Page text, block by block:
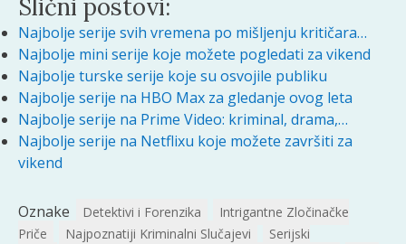
Slični postovi:
Najbolje serije svih vremena po mišljenju kritičara…
Najbolje mini serije koje možete pogledati za vikend
Najbolje turske serije koje su osvojile publiku
Najbolje serije na HBO Max za gledanje ovog leta
Najbolje serije na Prime Video: kriminal, drama,…
Najbolje serije na Netflixu koje možete završiti za
vikend
Oznake Detektivi i Forenzika
Intrigantne Zločinačke
Priče
Najpoznatiji Kriminalni Slučajevi
Serijski